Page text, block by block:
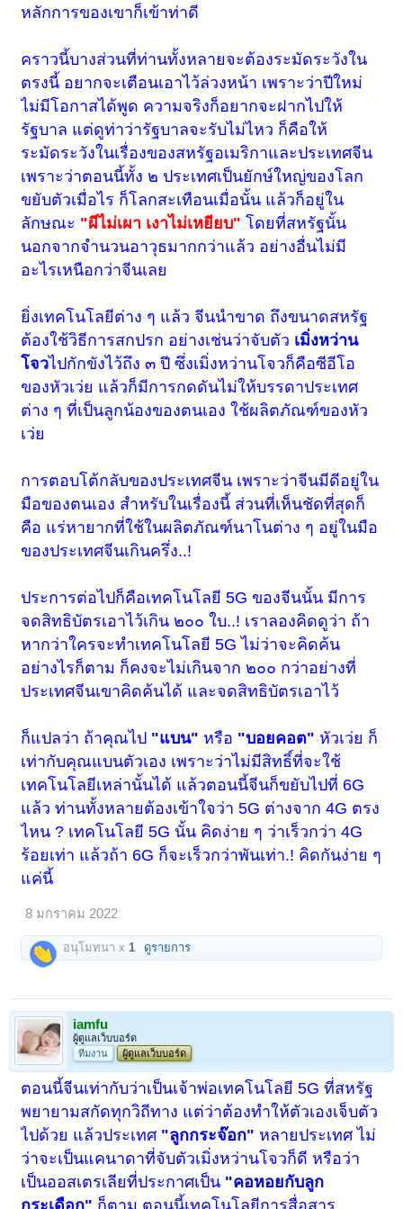
หลักการของเขาก็เข้าท่าดี
คราวนี้บางส่วนที่ท่านทั้งหลายจะต้องระมัดระวังใน
ตรงนี้ อยากจะเตือนเอาไว้ล่วงหน้า เพราะว่าปีใหม่
ไม่มีโอกาสได้พูด ความจริงก็อยากจะฝากไปให้
รัฐบาล แต่ดูท่าว่ารัฐบาลจะรับไม่ไหว ก็คือให้
ระมัดระวังในเรื่องของสหรัฐอเมริกาและประเทศจีน
เพราะว่าตอนนี้ทั้ง ๒ ประเทศเป็นยักษ์ใหญ่ของโลก
ขยับตัวเมื่อไร ก็โลกสะเทือนเมื่อนั้น แล้วก็อยู่ใน
ลักษณะ "ผีไม่เผา เงาไม่เหยียบ" โดยที่สหรัฐนั้น
นอกจากจำนวนอาวุธมากกว่าแล้ว อย่างอื่นไม่มี
อะไรเหนือกว่าจีนเลย
ยิ่งเทคโนโลยีต่าง ๆ แล้ว จีนนำขาด ถึงขนาดสหรัฐ
ต้องใช้วิธีการสกปรก อย่างเช่นว่าจับตัว เมิ่งหว่าน
โจวไปกักขังไว้ถึง ๓ ปี ซึ่งเมิ่งหว่านโจวก็คือซีอีโอ
ของหัวเว่ย แล้วก็มีการกดดันไม่ให้บรรดาประเทศ
ต่าง ๆ ที่เป็นลูกน้องของตนเอง ใช้ผลิตภัณฑ์ของหัว
เว่ย
การตอบโต้กลับของประเทศจีน เพราะว่าจีนมีดีอยู่ใน
มือของตนเอง สำหรับในเรื่องนี้ ส่วนที่เห็นชัดที่สุดก็
คือ แร่หายากที่ใช้ในผลิตภัณฑ์นาโนต่าง ๆ อยู่ในมือ
ของประเทศจีนเกินครึ่ง..!
ประการต่อไปก็คือเทคโนโลยี 5G ของจีนนั้น มีการ
จดสิทธิบัตรเอาไว้เกิน ๒๐๐ ใบ..! เราลองคิดดูว่า ถ้า
หากว่าใครจะทำเทคโนโลยี 5G ไม่ว่าจะคิดค้น
อย่างไรก็ตาม ก็คงจะไม่เกินจาก ๒๐๐ กว่าอย่างที่
ประเทศจีนเขาคิดค้นได้ และจดสิทธิบัตรเอาไว้
ก็แปลว่า ถ้าคุณไป "แบน" หรือ "บอยคอต" หัวเว่ย ก็
เท่ากับคุณแบนตัวเอง เพราะว่าไม่มีสิทธิ์ที่จะใช้
เทคโนโลยีเหล่านั้นได้ แล้วตอนนี้จีนก็ขยับไปที่ 6G
แล้ว ท่านทั้งหลายต้องเข้าใจว่า 5G ต่างจาก 4G ตรง
ไหน ? เทคโนโลยี 5G นั้น คิดง่าย ๆ ว่าเร็วกว่า 4G
ร้อยเท่า แล้วถ้า 6G ก็จะเร็วกว่าพันเท่า.! คิดกันง่าย ๆ
แค่นี้
8 มกราคม 2022
อนุโมทนา x 1 ดูรายการ
iamfu
ผู้ดูแลเว็บบอร์ด
ทีมงาน
ผู้ดูแลเว็บบอร์ด
ตอนนี้จีนเท่ากับว่าเป็นเจ้าพ่อเทคโนโลยี 5G ที่สหรัฐ
พยายามสกัดทุกวิถีทาง แต่ว่าต้องทำให้ตัวเองเจ็บตัว
ไปด้วย แล้วประเทศ "ลูกกระจ๊อก" หลายประเทศ ไม่
ว่าจะเป็นแคนาดาที่จับตัวเมิ่งหว่านโจวก็ดี หรือว่า
เป็นออสเตรเลียที่ประกาศเป็น "คอหอยกับลูก